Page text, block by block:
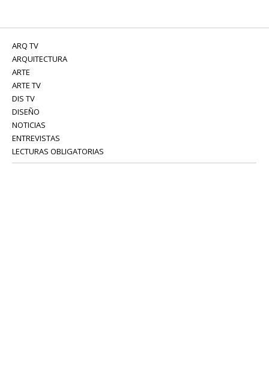
ARQ TV
ARQUITECTURA
ARTE
ARTE TV
DIS TV
DISEÑO
NOTICIAS
ENTREVISTAS
LECTURAS OBLIGATORIAS